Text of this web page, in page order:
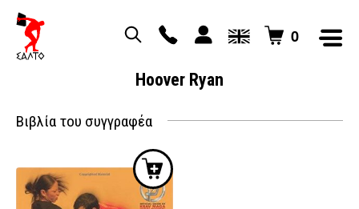
0
Hoover Ryan
Βιβλία του συγγραφέα